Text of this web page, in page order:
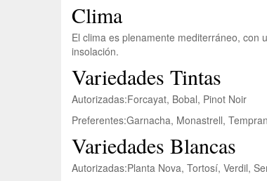
Clima
El clima es plenamente mediterráneo, con
insolación.
Variedades Tintas
Autorizadas:Forcayat, Bobal, Pinot Noir
Preferentes:Garnacha, Monastrell,
Variedades Blancas
Autorizadas:Planta Nova, Tortosí, Verdil,